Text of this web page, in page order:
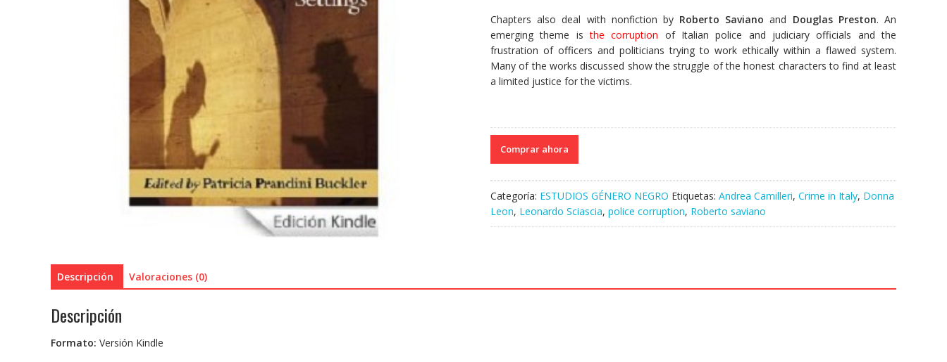
Chapters also deal with nonfiction by Roberto Savianoand Douglas Preston. An
emerging theme isthe corruption of Italian police and judiciary officials and the
frustration of officers and politicians trying to work ethically within a flawed system.
Many of the works discussed show the struggle of the honest characters to find at least
a limited justice for the victims.
Comprar ahora
Categoría: ESTUDIOS GÉNERO NEGRO Etiquetas: Andrea Camilleri, Crime in Italy, Donna
Leon, Leonardo Sciascia, police corruption, Roberto saviano
Descripción Valoraciones (0)
Descripción
Formato: Versión Kindle